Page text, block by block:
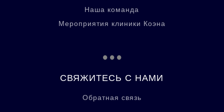
Наша команда
Мероприятия клиники Коэна
...
СВЯЖИТЕСЬ С НАМИ
Обратная связь